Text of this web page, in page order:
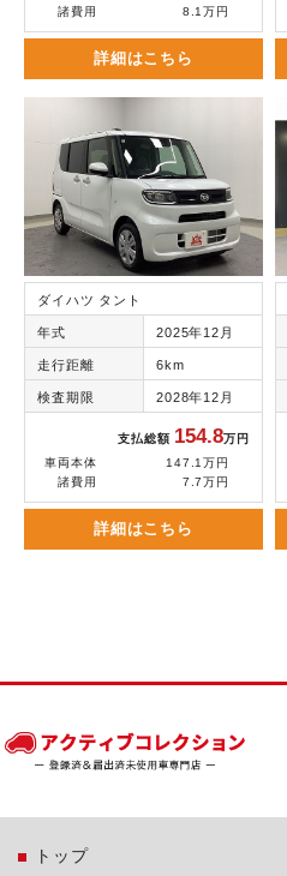
諸費用
8.1万円
詳細はこちら
ダイハツ タント
年式 2025年12月
走行距離 6km
検査期限 2028年12月
支払総額 154.8万円
車両本体
147.1万円
諸費用
7.7万円
詳細はこちら
トップ